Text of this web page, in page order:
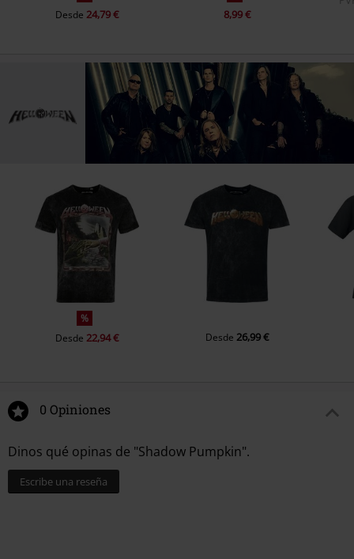
Desde 24,79 € 8,99 €
%
Desde 22,94 € Desde 26,99 €
0 Opiniones
Dinos qué opinas de "Shadow Pumpkin".
Escribe una reseña